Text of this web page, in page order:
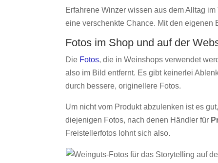
Erfahrene Winzer wissen aus dem Alltag
eine verschenkte Chance. Mit den eigenen
Fotos im Shop und auf der
Die Fotos, die in Weinshops verwendet
also im Bild entfernt. Es gibt keinerlei
durch bessere, originellere Fotos.
Um nicht vom Produkt abzulenken ist es
diejenigen Fotos, nach denen Händler für
Freistellerfotos lohnt sich also.